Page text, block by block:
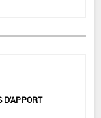
D'APPORT